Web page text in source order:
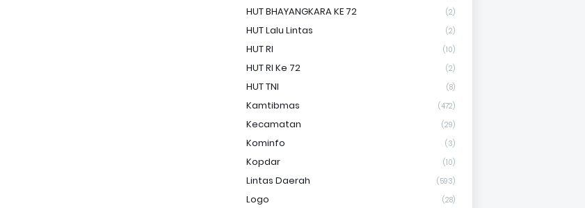
HUT BHAYANGKARA KE 72 (2)
HUT Lalu Lintas (2)
HUT RI (10)
HUT RI Ke 72 (2)
HUT TNI (8)
Kamtibmas (472)
Kecamatan (29)
Kominfo (3)
Kopdar (10)
Lintas Daerah (593)
Logo (28)